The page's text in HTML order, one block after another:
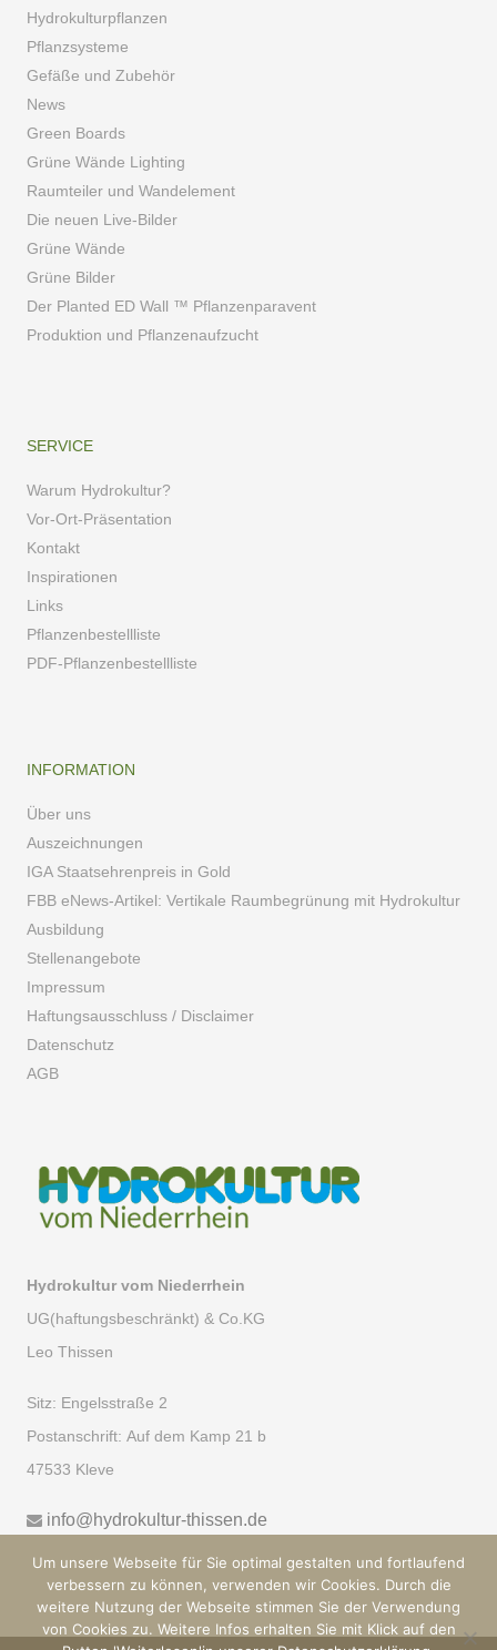
Hydrokulturpflanzen
Pflanzsysteme
Gefäße und Zubehör
News
Green Boards
Grüne Wände Lighting
Raumteiler und Wandelement
Die neuen Live-Bilder
Grüne Wände
Grüne Bilder
Der Planted ED Wall ™ Pflanzenparavent
Produktion und Pflanzenaufzucht
SERVICE
Warum Hydrokultur?
Vor-Ort-Präsentation
Kontakt
Inspirationen
Links
Pflanzenbestellliste
PDF-Pflanzenbestellliste
INFORMATION
Über uns
Auszeichnungen
IGA Staatsehrenpreis in Gold
FBB eNews-Artikel: Vertikale Raumbegrünung mit Hydrokultur
Ausbildung
Stellenangebote
Impressum
Haftungsausschluss / Disclaimer
Datenschutz
AGB
Hydrokultur vom Niederrhein
UG(haftungsbeschränkt) & Co.KG
Leo Thissen
Sitz: Engelsstraße 2
Postanschrift: Auf dem Kamp 21 b
47533 Kleve
info@hydrokultur-thissen.de
Um unsere Webseite für Sie optimal gestalten und fortlaufend
verbessern zu können, verwenden wir Cookies. Durch die
weitere Nutzung der Webseite stimmen Sie der Verwendung
von Cookies zu. Weitere Infos erhalten Sie mit Klick auf den